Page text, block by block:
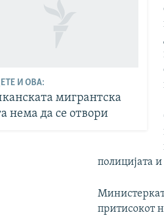
И ОВА:
мигрантска
нема да се отвори
полицијата
притисокот